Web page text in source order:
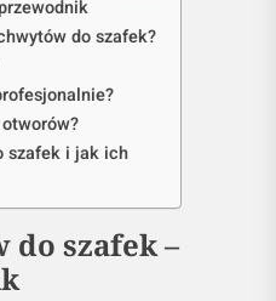
do szafek?
szafek i jak ich
szafek –